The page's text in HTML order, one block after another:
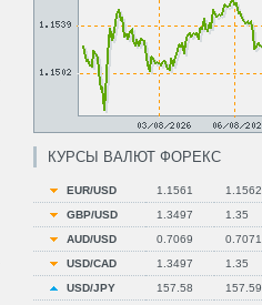
КУРСЫ ВАЛЮТ ФОРЕКС
EUR/USD 1.1561
1.1562
GBP/USD
1.3497
1.35
AUD/USD
0.7069
0.7071
USD/CAD
1.3497
1.35
USD/JPY
157.58
157.59